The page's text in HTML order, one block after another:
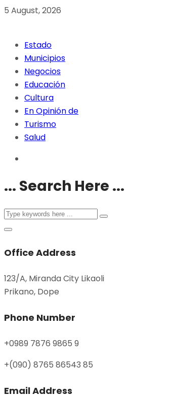
5 August, 2026
Estado
Municipios
Negocios
Educación
Cultura
En Opinión de
Turismo
Salud
... Search Here ...
Office Address
123/A, Miranda City Likaoli
Prikano, Dope
Phone Number
+0989 7876 9865 9
+(090) 8765 86543 85
Email Address